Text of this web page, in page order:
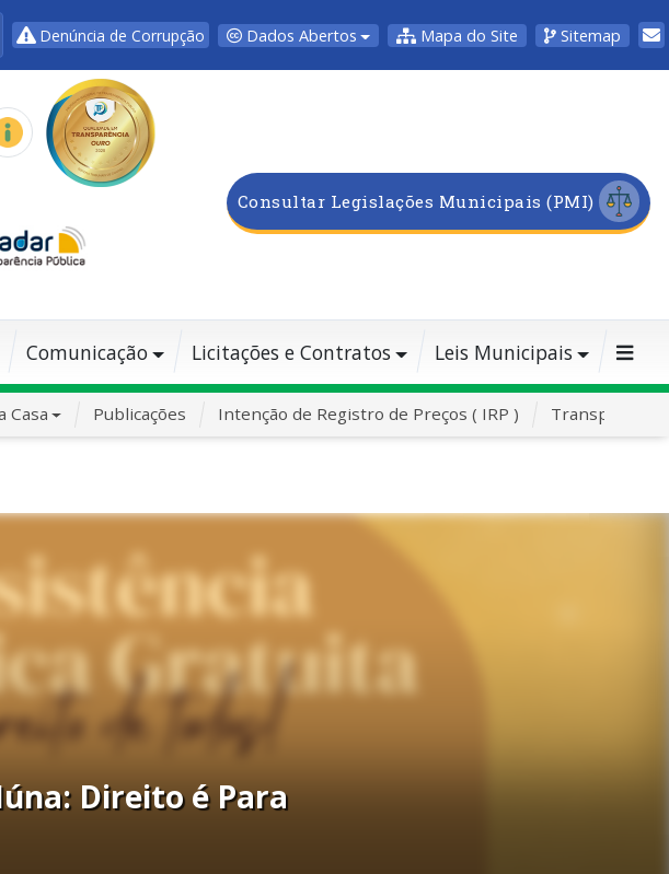
Denúncia de Corrupção Dados Abertos Mapa do Site Sitemap
Consultar Legislações Municipais (PMI)
Comunicação Licitações e Contratos Leis Municipais
Casa Publicações Intenção de Registro de Preços ( IRP ) Transporte
Direito é Para